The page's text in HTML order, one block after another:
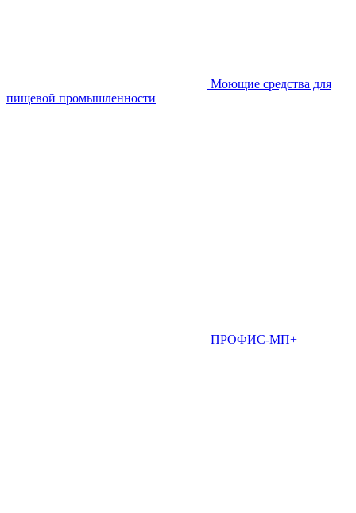
Моющие средства для
пищевой промышленности
ПРОФИС-МП+